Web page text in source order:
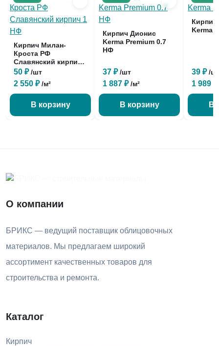
Кирпич Милан-
Кроста РФ
Славянский кирпич
1 НФ
50 ₽/шт
2 550 ₽/м²
В корзину
Кирпич Дионис
Kerma Premium 0.7
НФ
37 ₽/шт
1 887 ₽/м²
В корзину
Kerma
39 ₽/
1 989 ₽
В
О компании
БРИКС — ведущий поставщик облицовочных
материалов. Мы предлагаем широкий
ассортимент качественных товаров для
строительства и ремонта.
Каталог
Кирпич